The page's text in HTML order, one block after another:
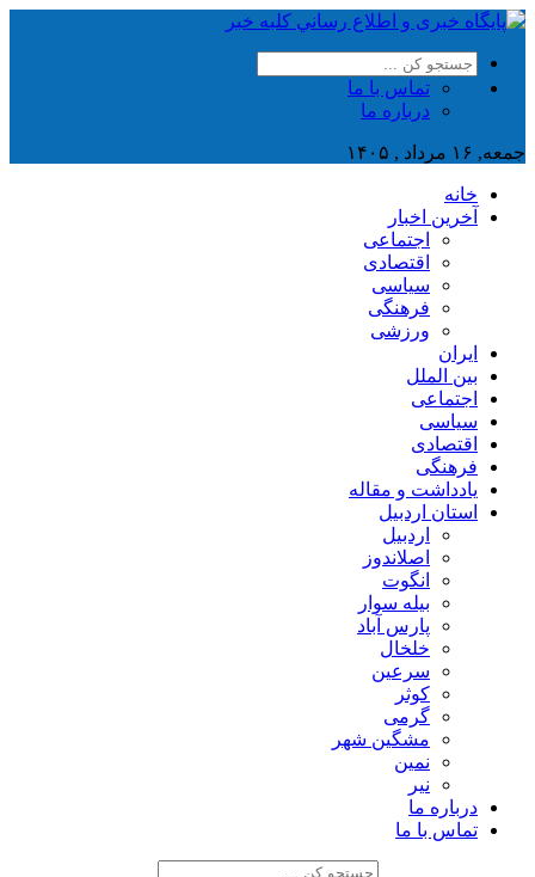
تماس با ما
درباره ما
جمعه, ۱۶ مرداد , ۱۴۰۵
خانه
آخرین اخبار
اجتماعی
اقتصادی
سیاسی
فرهنگی
ورزشی
ایران
بین الملل
اجتماعی
سیاسی
اقتصادی
فرهنگی
یادداشت و مقاله
استان اردبیل
اردبیل
اصلاندوز
انگوت
بیله سوار
پارس آباد
خلخال
سرعین
کوثر
گرمی
مشگین شهر
نمین
نیر
درباره ما
تماس با ما